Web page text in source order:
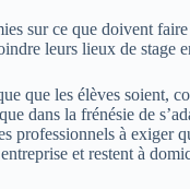
sur ce que doivent
leurs lieux de stage
que les élèves soient,
dans la frénésie de
professionnels à exiger
et restent à